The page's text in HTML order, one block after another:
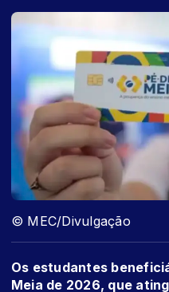
© MEC/Divulgação
Os estudantes
Meia de 2026, que